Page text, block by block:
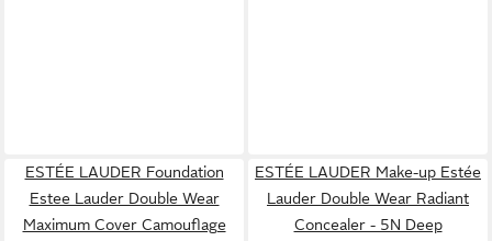
ESTÉE LAUDER Foundation
Estee Lauder Double Wear
Maximum Cover Camouflage
ESTÉE LAUDER Make-up Estée
Lauder Double Wear Radiant
Concealer - 5N Deep